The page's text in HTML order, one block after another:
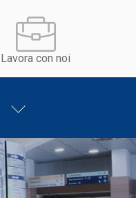
Lavora con noi